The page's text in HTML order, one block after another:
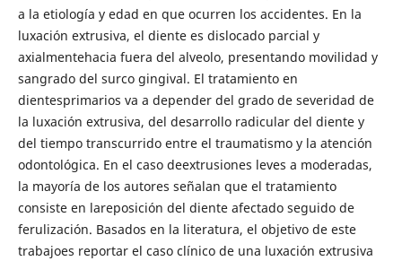
a la etiología y edad en que ocurren los accidentes. En la
luxación extrusiva, el diente es dislocado parcial y
axialmentehacia fuera del alveolo, presentando movilidad y
sangrado del surco gingival. El tratamiento en
dientesprimarios va a depender del grado de severidad de
la luxación extrusiva, del desarrollo radicular del diente y
del tiempo transcurrido entre el traumatismo y la atención
odontológica. En el caso deextrusiones leves a moderadas,
la mayoría de los autores señalan que el tratamiento
consiste en lareposición del diente afectado seguido de
ferulización. Basados en la literatura, el objetivo de este
trabajoes reportar el caso clínico de una luxación extrusiva